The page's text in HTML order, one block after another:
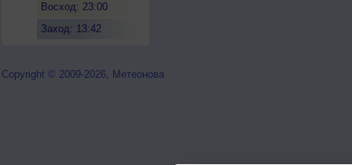
Восход: 23:00
Заход: 13:42
Copyright © 2009-2026, Метеонова